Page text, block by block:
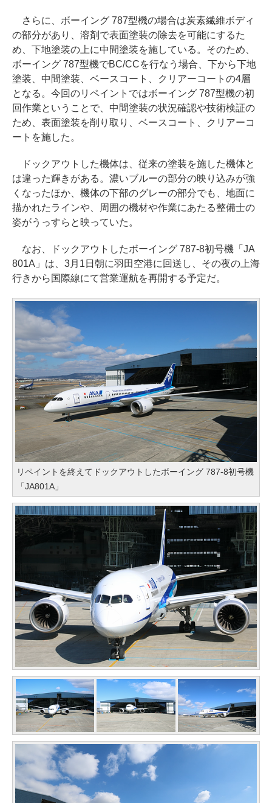
さらに、ボーイング 787型機の場合は炭素繊維ボディ
の部分があり、溶剤で表面塗装の除去を可能にするた
め、下地塗装の上に中間塗装を施している。そのため、
ボーイング 787型機でBC/CCを行なう場合、下から下地
塗装、中間塗装、ベースコート、クリアーコートの4層
となる。今回のリペイントではボーイング 787型機の初
回作業ということで、中間塗装の状況確認や技術検証の
ため、表面塗装を削り取り、ベースコート、クリアーコ
ートを施した。
ドックアウトした機体は、従来の塗装を施した機体と
は違った輝きがある。濃いブルーの部分の映り込みが強
くなったほか、機体の下部のグレーの部分でも、地面に
描かれたラインや、周囲の機材や作業にあたる整備士の
姿がうっすらと映っていた。
なお、ドックアウトしたボーイング 787-8初号機「JA
801A」は、3月1日朝に羽田空港に回送し、その夜の上海
行きから国際線にて営業運航を再開する予定だ。
リペイントを終えてドックアウトしたボーイング 787-8初号機
「JA801A」